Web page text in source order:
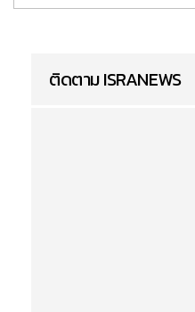
ติดตาม ISRANEWS